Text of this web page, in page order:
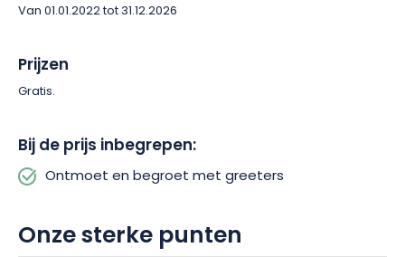
Van 01.01.2022 tot 31.12.2026
Prijzen
Gratis.
Bij de prijs inbegrepen:
Ontmoet en begroet met greeters
Onze sterke punten